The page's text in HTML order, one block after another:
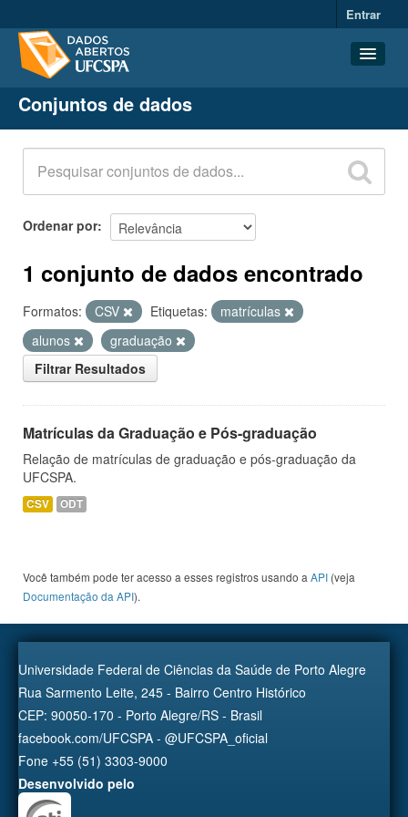
Entrar
Conjuntos de dados
Organizações
Grupos
Sobre
Conjuntos de dados
Ordenar por
1 conjunto de dados encontrado
Formatos: CSV Etiquetas:
matrículas
alunos
graduação
Filtrar Resultados
Matrículas da Graduação e Pós-graduação
Relação de matrículas de graduação e pós-graduação da
UFCSPA.
CSV ODT
Você também pode ter acesso a esses registros usando a API (veja
Documentação da API).
Universidade Federal de Ciências da Saúde de Porto Alegre
Rua Sarmento Leite, 245 - Bairro Centro Histórico
CEP: 90050-170 - Porto Alegre/RS - Brasil
facebook.com/UFCSPA - @UFCSPA_oficial
Fone +55 (51) 3303-9000
Desenvolvido pelo